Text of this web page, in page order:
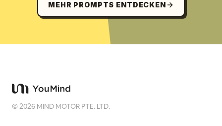
MEHR PROMPTS ENTDECKEN
©2026 MIND MOTOR PTE. LTD.